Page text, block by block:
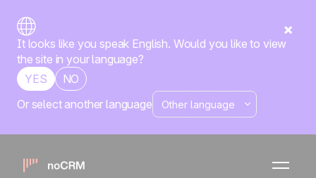
It looks like you speak English. Would you like to view
the site in your language?
YES
NO
Or select another language
Estrategia de ventas
Gerente de Venta: 6
Estrategias Clave para el